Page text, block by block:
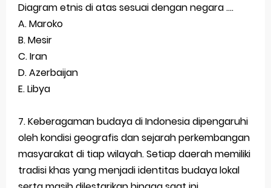
Diagram etnis di atas sesuai dengan negara ....
A. Maroko
B. Mesir
C. Iran
D. Azerbaijan
E. Libya
7. Keberagaman budaya di Indonesia dipengaruhi
oleh kondisi geografis dan sejarah perkembangan
masyarakat di tiap wilayah. Setiap daerah memiliki
tradisi khas yang menjadi identitas budaya lokal